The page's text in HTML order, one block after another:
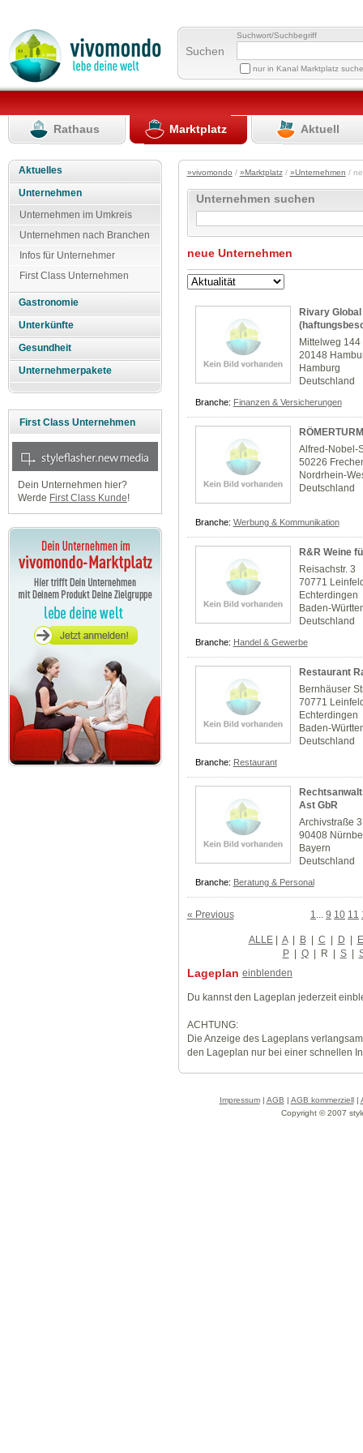
Suchen
Suchwort/Suchbegriff
nur in Kanal Marktplatz
Rathaus Marktplatz Aktuell
Aktuelles
Unternehmen
Unternehmen im Umkreis
Unternehmen nach Branchen
Infos für Unternehmer
First Class Unternehmen
Gastronomie
Unterkünfte
Gesundheit
Unternehmerpakete
First Class Unternehmen
Dein Unternehmen hier?
Werde First Class Kunde!
»vivomondo / »Marktplatz/ »Unternehmen /
Unternehmen suchen
neue Unternehmen
Rivary
Mittelweg 144
20148
Hamburg
Deutschland
Branche: Finanzen & Versicherungen
Alfred-Nobel-
50226
Nordrhein-
Deutschland
Branche: Werbung & Kommunikation
R&R Weine
Reisachstr. 3
70771
Echterdingen
Baden-
Deutschland
Branche: Handel & Gewerbe
Restaurant
Bernhäuser
70771
Echterdingen
Baden-
Deutschland
Branche: Restaurant
Ast GbR
Archivstraße 3
90408
Bayern
Deutschland
Branche: Beratung & Personal
« Previous 1 9 10 11
ALLE| A | B | C | D | E
P | Q | R | S |
Lageplan einblenden
Du kannst den Lageplan jederzeit
ACHTUNG:
Die Anzeige des Lageplans
den Lageplan nur bei einer schnellen
Impressum| AGB | AGB kommerziell|
Copyright © 2007